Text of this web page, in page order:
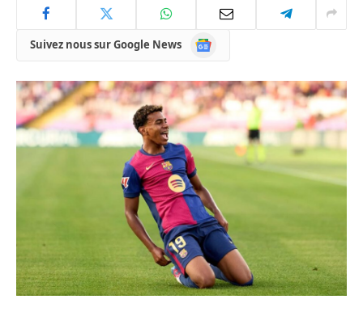
Suivez nous sur Google News
Google
News